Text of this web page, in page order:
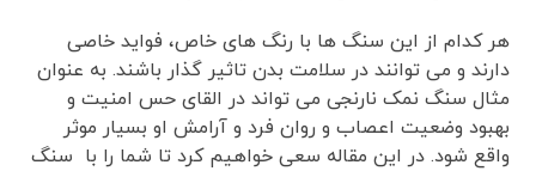
هر کدام از این سنگ ها با رنگ های خاص، فواید خاصی
دارند و می توانند در سلامت بدن تاثیر گذار باشند. به عنوان
مثال سنگ نمک نارنجی می تواند در القای حس امنیت و
بهبود وضعیت اعصاب و روان فرد و آرامش او بسیار موثر
واقع شود. در این مقاله سعی خواهیم کرد تا شما را با سنگ